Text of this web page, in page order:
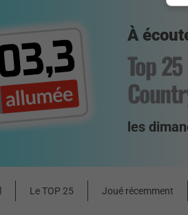
À
Top
les
Le TOP 25 Joué récemment